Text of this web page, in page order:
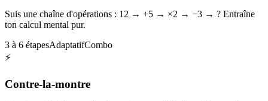
Suis une chaîne d'opérations : 12 → +5 → ×2 → −3 → ? Entraîne
ton calcul mental pur.
3 à 6 étapesAdaptatifCombo
⚡
Contre-la-montre